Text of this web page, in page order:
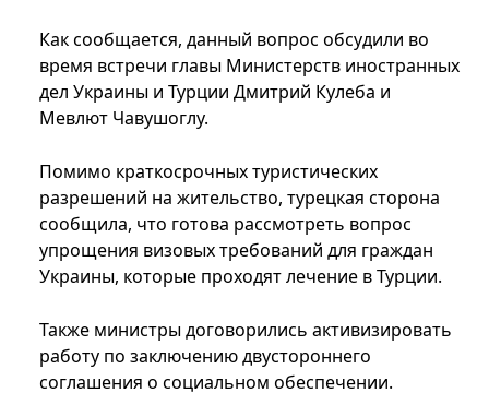
Как сообщается, данный вопрос обсудили во
время встречи главы Министерств иностранных
дел Украины и Турции Дмитрий Кулеба и
Мевлют Чавушоглу.
Помимо краткосрочных туристических
разрешений на жительство, турецкая сторона
сообщила, что готова рассмотреть вопрос
упрощения визовых требований для граждан
Украины, которые проходят лечение в Турции.
Также министры договорились активизировать
работу по заключению двустороннего
соглашения о социальном обеспечении.